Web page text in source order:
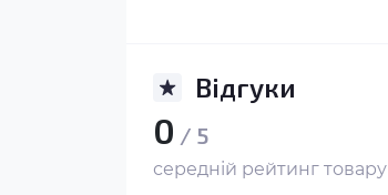
Відгуки
0 / 5
середній рейтинг товару